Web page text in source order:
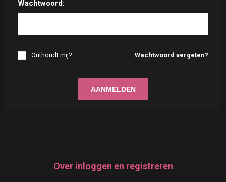
Wachtwoord:
Wachtwoord vergeten?
Onthoudt mij?
Over inloggen en registreren